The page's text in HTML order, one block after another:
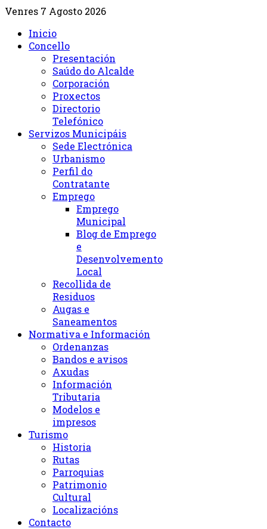
Venres 7 Agosto 2026
Inicio
Concello
Presentación
Saúdo do Alcalde
Corporación
Proxectos
Directorio
Telefónico
Servizos Municipáis
Sede Electrónica
Urbanismo
Perfil do
Contratante
Emprego
Emprego
Municipal
Blog de Emprego
e
Desenvolvemento
Local
Recollida de
Residuos
Augas e
Saneamentos
Normativa e Información
Ordenanzas
Bandos e avisos
Axudas
Información
Tributaria
Modelos e
impresos
Turismo
Historia
Rutas
Parroquias
Patrimonio
Cultural
Localizacións
Contacto